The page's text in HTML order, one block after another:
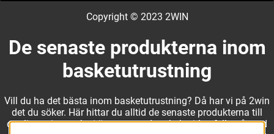
Copyright © 2023 2WIN
De senaste produkterna inom
basketutrustning
Vill du ha det bästa inom basketutrustning? Då har vi på 2win
det du söker. Här hittar du alltid de senaste produkterna till
otroliga priser, och vi är noga med att hela tiden fylla på med